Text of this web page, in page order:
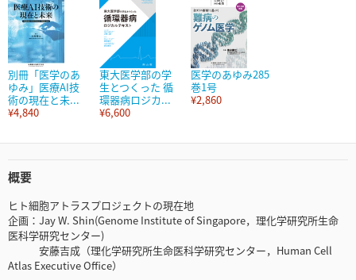
別冊「医学のあ
ゆみ」医療AI技
術の現在と未...
¥4,840
東大医学部の学
生とつくった 循
環器病ロジカ...
¥6,600
医学のあゆみ285
巻1号
¥2,860
概要
ヒト細胞アトラスプロジェクトの現在地
企画：Jay W. Shin(Genome Institute of Singapore，理化学研究所生命
医科学研究センター)
安藤吉成（理化学研究所生命医科学研究センター，Human Cell
Atlas Executive Office）